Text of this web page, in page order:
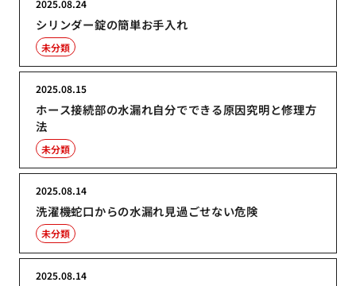
シリンダー錠の簡単お手入れ
2025.08.24
未分類
ホース接続部の水漏れ自分でできる原因究明と修理方
法
2025.08.15
未分類
洗濯機蛇口からの水漏れ見過ごせない危険
2025.08.14
未分類
2025.08.14